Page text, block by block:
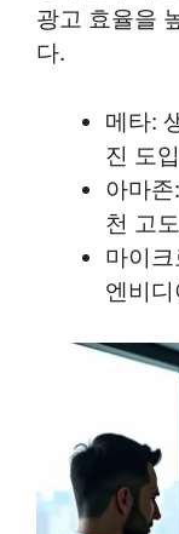
광고 효율을
다.
메타:
진 도입
아마
천 고
마이
엔비